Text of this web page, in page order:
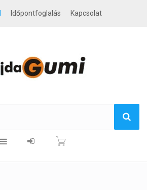
Időpontfoglalás Kapcsolat